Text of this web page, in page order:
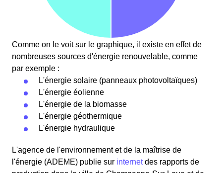
Comme on le voit sur le graphique, il existe en effet de
nombreuses sources d'énergie renouvelable, comme
par exemple :
L'énergie solaire (panneaux photovoltaïques)
L'énergie éolienne
L'énergie de la biomasse
L'énergie géothermique
L'énergie hydraulique
L'agence de l'environnement et de la maîtrise de
l'énergie (ADEME) publie sur internetdes rapports de